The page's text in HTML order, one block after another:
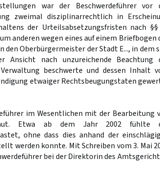
war der Beschwerdeführer vor
zweimal disziplinarrechtlich in
der Urteilsabsetzungsfristen nach §§
anderen wegen eines auf einem Briefbogen
den Oberbürgermeister der Stadt E..., in dem
Ansicht nach unzureichende Beachtung
beschwerte und dessen Inhalt
etwaiger Rechtsbeugungstaten
im Wesentlichen mit der Bearbeitung
Etwa ab dem Jahr 2002 fühlte
ohne dass dies anhand der
werden konnte. Mit Schreiben vom 3. Mai
bei der Direktorin des